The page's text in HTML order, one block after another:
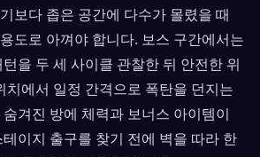
보다 좁은 공간에 다수가 몰렸을 때
도로 아껴야 합니다. 보스 구간에서는
을 두 세 사이클 관찰한 뒤 안전한 위
치에서 일정 간격으로 폭탄을 던지는
겨진 방에 체력과 보너스 아이템이
이지 출구를 찾기 전에 벽을 따라 한